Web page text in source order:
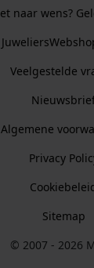
naar wens?
Veelgestelde
Algemene
Privacy
Sitemap
© 2007 - 2026